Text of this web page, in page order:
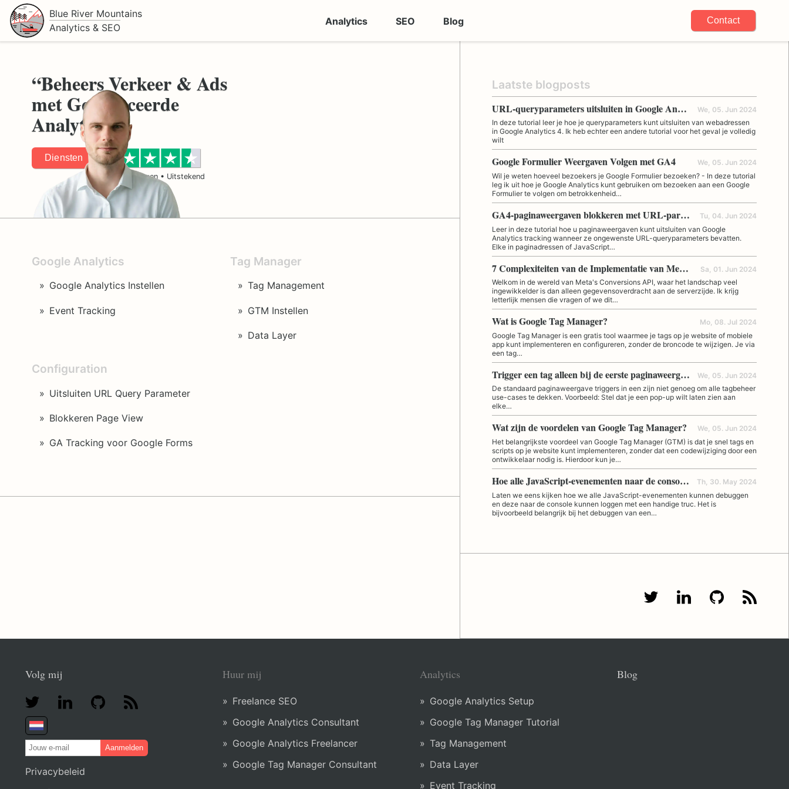
Blue River Mountains
Analytics & SEO
Analytics SEO Blog Contact
“Beheers Verkeer & Ads
met Geavanceerde
Analytics”
Diensten
27 Beoordelingen • Uitstekend
Google Analytics
Google Analytics Instellen
Event Tracking
Tag Manager
Tag Management
GTM Instellen
Data Layer
Configuration
Uitsluiten URL Query Parameter
Blokkeren Page View
GA Tracking voor Google Forms
Laatste blogposts
URL-queryparameters uitsluiten in Google Analytics
We, 05. Jun 2024
In deze tutorial leer je hoe je queryparameters kunt uitsluiten van webadressen
in Google Analytics 4. Ik heb echter een andere tutorial voor het geval je volledig
wilt
Google Formulier Weergaven Volgen met GA4
We, 05. Jun 2024
Wil je weten hoeveel bezoekers je Google Formulier bezoeken? - In deze tutorial
leg ik uit hoe je Google Analytics kunt gebruiken om bezoeken aan een Google
Formulier te volgen om betrokkenheid…
GA4-paginaweergaven blokkeren met URL-parameters
Tu, 04. Jun 2024
Leer in deze tutorial hoe u paginaweergaven kunt uitsluiten van Google
Analytics tracking wanneer ze ongewenste URL-queryparameters bevatten.
Elke in paginadressen of JavaScript…
7 Complexiteiten van de Implementatie van Meta's Conversies API
Sa, 01. Jun 2024
Welkom in de wereld van Meta's Conversions API, waar het landschap veel
ingewikkelder is dan alleen gegevensoverdracht aan de serverzijde. Ik krijg
letterlijk mensen die vragen of we dit…
Wat is Google Tag Manager?
Mo, 08. Jul 2024
Google Tag Manager is een gratis tool waarmee je tags op je website of mobiele
app kunt implementeren en configureren, zonder de broncode te wijzigen. Je via
een tag…
Trigger een tag alleen bij de eerste paginaweergave met GTM
We, 05. Jun 2024
De standaard paginaweergave triggers in een zijn niet genoeg om alle tagbeheer
use-cases te dekken. Voorbeeld: Stel dat je een pop-up wilt laten zien aan
elke…
Wat zijn de voordelen van Google Tag Manager?
We, 05. Jun 2024
Het belangrijkste voordeel van Google Tag Manager (GTM) is dat je snel tags en
scripts op je website kunt implementeren, zonder dat een codewijziging door een
ontwikkelaar nodig is. Hierdoor kun je…
Hoe alle JavaScript-evenementen naar de console te loggen voor debuggen
Th, 30. May 2024
Laten we eens kijken hoe we alle JavaScript-evenementen kunnen debuggen
en deze naar de console kunnen loggen met een handige truc. Het is
bijvoorbeeld belangrijk bij het debuggen van een…
Volg mij
Aanmelden
Privacybeleid
Huur mij
Freelance SEO
Google Analytics Consultant
Google Analytics Freelancer
Google Tag Manager Consultant
Analytics
Google Analytics Setup
Google Tag Manager Tutorial
Tag Management
Data Layer
Event Tracking
Blog